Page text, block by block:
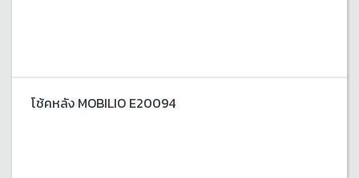
โช้คหลัง MOBILIO E20094